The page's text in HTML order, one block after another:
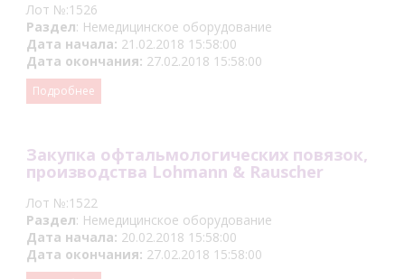
Лот №:1526
Раздел: Немедицинское оборудование
Дата начала: 21.02.2018 15:58:00
Дата окончания: 27.02.2018 15:58:00
Подробнее
Закупка офтальмологических повязок,
производства Lohmann & Rauscher
Лот №:1522
Раздел: Немедицинское оборудование
Дата начала: 20.02.2018 15:58:00
Дата окончания: 27.02.2018 15:58:00